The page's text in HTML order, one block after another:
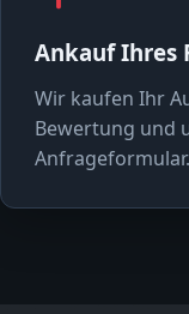
Ankauf Ihres
Wir kaufen Ihr
Bewertung und
Anfrageformular.